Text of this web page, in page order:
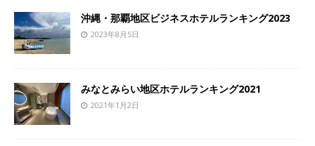
沖縄・那覇地区ビジネスホテルランキング2023
2023年8月5日
みなとみらい地区ホテルランキング2021
2021年1月2日